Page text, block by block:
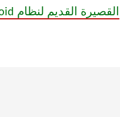
القصيرة القديم لنظام Android،